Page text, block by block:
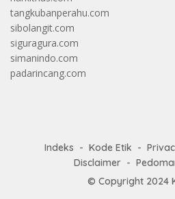
tangkubanperahu.com
sibolangit.com
siguragura.com
simanindo.com
padarincang.com
Indeks Kode Etik
Disclaimer
© Copyright 2024